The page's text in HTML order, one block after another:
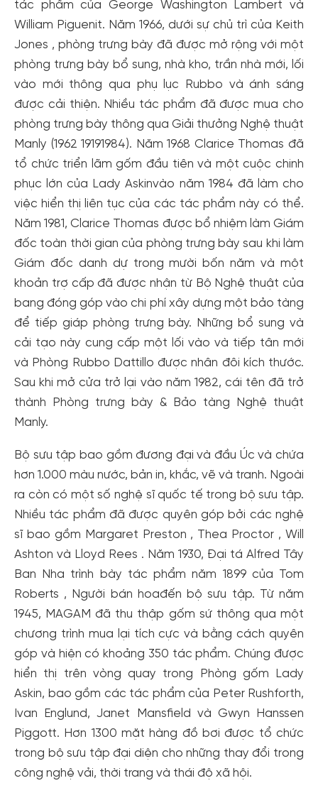
tác phẩm của George Washington Lambert và
William Piguenit. Năm 1966, dưới sự chủ trì của Keith
Jones , phòng trưng bày đã được mở rộng với một
phòng trưng bày bổ sung, nhà kho, trần nhà mới, lối
vào mới thông qua phụ lục Rubbo và ánh sáng
được cải thiện. Nhiều tác phẩm đã được mua cho
phòng trưng bày thông qua Giải thưởng Nghệ thuật
Manly (1962 19191984). Năm 1968 Clarice Thomas đã
tổ chức triển lãm gốm đầu tiên và một cuộc chinh
phục lớn của Lady Askinvào năm 1984 đã làm cho
việc hiển thị liên tục của các tác phẩm này có thể.
Năm 1981, Clarice Thomas được bổ nhiệm làm Giám
đốc toàn thời gian của phòng trưng bày sau khi làm
Giám đốc danh dự trong mười bốn năm và một
khoản trợ cấp đã được nhận từ Bộ Nghệ thuật của
bang đóng góp vào chi phí xây dựng một bảo tàng
để tiếp giáp phòng trưng bày. Những bổ sung và
cải tạo này cung cấp một lối vào và tiếp tân mới
và Phòng Rubbo Dattillo được nhân đôi kích thước.
Sau khi mở cửa trở lại vào năm 1982, cái tên đã trở
thành Phòng trưng bày & Bảo tàng Nghệ thuật
Manly.
Bộ sưu tập bao gồm đương đại và đầu Úc và chứa
hơn 1.000 màu nước, bản in, khắc, vẽ và tranh. Ngoài
ra còn có một số nghệ sĩ quốc tế trong bộ sưu tập.
Nhiều tác phẩm đã được quyên góp bởi các nghệ
sĩ bao gồm Margaret Preston , Thea Proctor , Will
Ashton và Lloyd Rees . Năm 1930, Đại tá Alfred Tây
Ban Nha trình bày tác phẩm năm 1899 của Tom
Roberts , Người bán hoađến bộ sưu tập. Từ năm
1945, MAGAM đã thu thập gốm sứ thông qua một
chương trình mua lại tích cực và bằng cách quyên
góp và hiện có khoảng 350 tác phẩm. Chúng được
hiển thị trên vòng quay trong Phòng gốm Lady
Askin, bao gồm các tác phẩm của Peter Rushforth,
Ivan Englund, Janet Mansfield và Gwyn Hanssen
Piggott. Hơn 1300 mặt hàng đồ bơi được tổ chức
trong bộ sưu tập đại diện cho những thay đổi trong
công nghệ vải, thời trang và thái độ xã hội.
đãi!
Tạo tài khoản để có thểnhận ngay các ưu đãihấp dẫn
dành cho thành viên đến từ các đối tác của Gody.vn dành
cho cộng đồng.
Đăng ký
Hoặc đăng nhập bằng
Đăng nhập Facebook
Đăng nhập Google